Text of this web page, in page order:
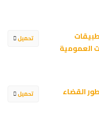
تحميل
العمومية
تحميل
القضاء